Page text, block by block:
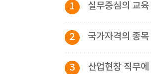
1 실무중심의 교
2 국가자격의 종
3 산업현장 직무